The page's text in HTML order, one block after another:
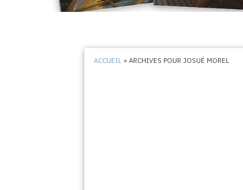
ACCUEIL »ARCHIVES POUR JOSUÉ MOREL